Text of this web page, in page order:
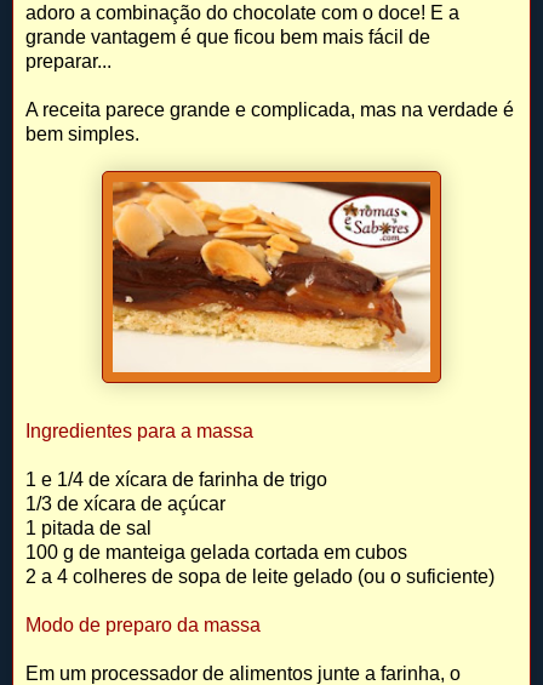
adoro a combinação do chocolate com o doce! E a
grande vantagem é que ficou bem mais fácil de
preparar...
A receita parece grande e complicada, mas na verdade é
bem simples.
Ingredientes para a massa
1 e 1/4 de xícara de farinha de trigo
1/3 de xícara de açúcar
1 pitada de sal
100 g de manteiga gelada cortada em cubos
2 a 4 colheres de sopa de leite gelado (ou o suficiente)
Modo de preparo da massa
Em um processador de alimentos junte a farinha, o